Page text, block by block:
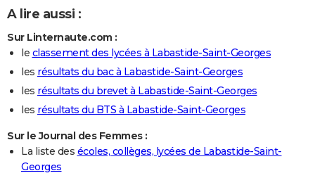
A lire aussi :
Sur Linternaute.com :
le classement des lycées à Labastide-Saint-Georges
les résultats du bac à Labastide-Saint-Georges
les résultats du brevet à Labastide-Saint-Georges
les résultats du BTS à Labastide-Saint-Georges
Sur le Journal des Femmes :
La liste des écoles, collèges, lycées de Labastide-Saint-
Georges